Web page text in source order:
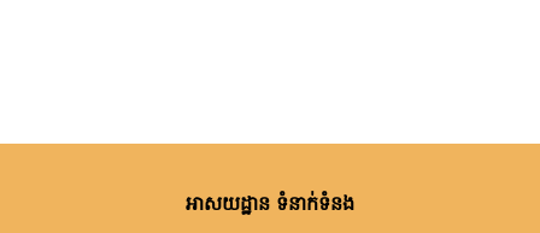
អាសយដ្ឋាន ទំនាក់ទំនង